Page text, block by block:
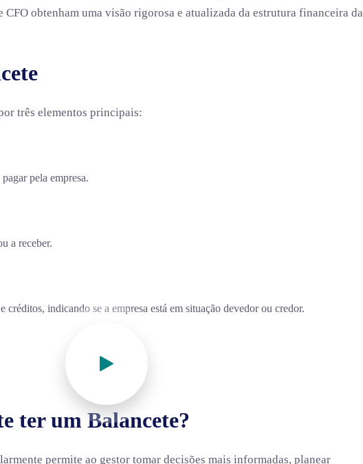
CFO obtenham uma visão rigorosa e atualizada da estrutura financeira da
três elementos principais:
pela empresa.
a receber.
créditos, indicando se a empresa está em situação devedor ou credor.
ter um Balancete?
permite ao gestor tomar decisões mais informadas, planear
Links
Serviços de Contabilidade
Processamento de Salários
Declarações Fiscais
Blog
Gabinetes CRN